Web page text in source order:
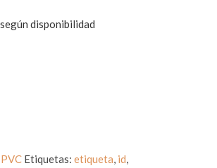
disponibilidad
Etiquetas:etiqueta, id,